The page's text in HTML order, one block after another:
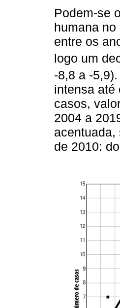
Podem-se
humana
entre os
logo um
-8,8 a -
intensa até
casos,
2004 a
acentuada,
de 2010: